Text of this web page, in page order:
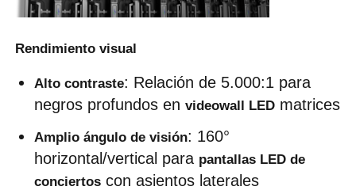
Rendimiento visual
Alto contraste: Relación de 5.000:1 para
negros profundos en videowall LED matrices
Amplio ángulo de visión: 160°
horizontal/vertical para pantallas LED de
conciertos con asientos laterales